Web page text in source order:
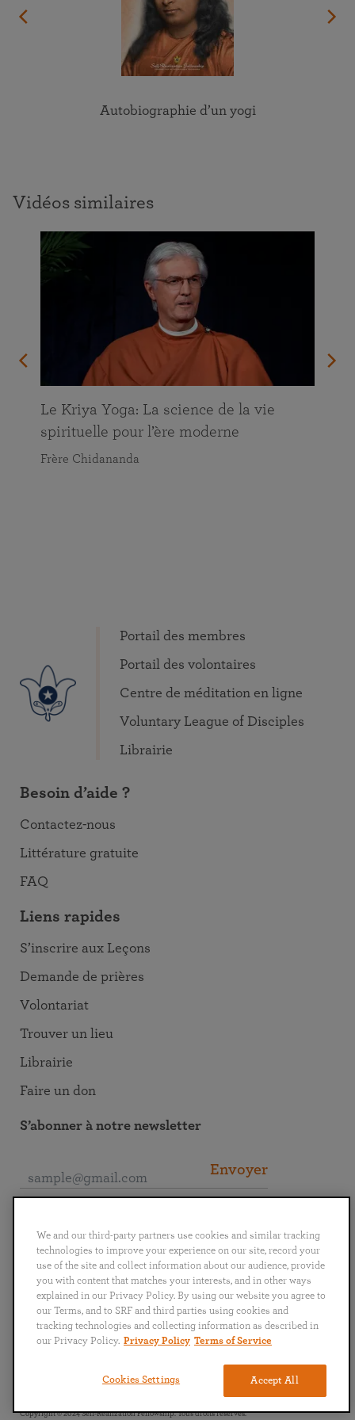
Autobiographie d’un yogi
Vidéos similaires
Le Kriya Yoga: La science de la vie
spirituelle pour l’ère moderne
Frère Chidananda
Portail des membres
Portail des volontaires
Centre de méditation en ligne
Voluntary League of Disciples
Librairie
Besoin d’aide ?
Contactez-nous
Littérature gratuite
FAQ
Liens rapides
S’inscrire aux Leçons
Demande de prières
Volontariat
Trouver un lieu
Librairie
Faire un don
S’abonner à notre newsletter
Envoyer
English Deutsch Español Français
Italiano
Português
日本語 ไทย
Copyright © 2024 Self-Realization Fellowship. Tous droits réservés.
Politique de confidentialité Conditions générales d’utilisation
We and our third-party partners use cookies and similar tracking
technologies to improve your experience on our site, record your
use of the site and collect information about our audience, provide
you with content that matches your interests, and in other ways
explained in our Privacy Policy. By using our website you agree to
our Terms, and to SRF and third parties using cookies and
tracking technologies and collecting information as described in
our Privacy Policy. Privacy Policy Terms of Service
Accept All
Cookies Settings